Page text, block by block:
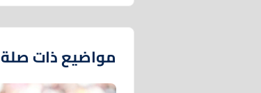
مواضيع ذات صلة